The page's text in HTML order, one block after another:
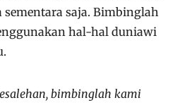
saja. Bimbinglah
hal-hal duniawi
bimbinglah kami